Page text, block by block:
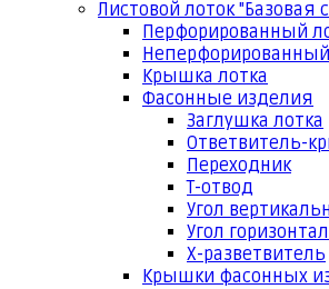
Листовой лоток "Базовая
Перфорированный
Крышка лотка
Фасонные изделия
Заглушка лотка
Ответвитель-
Переходник
Т-отвод
Угол
Угол
Х-разветвитель
Крышки фасонных